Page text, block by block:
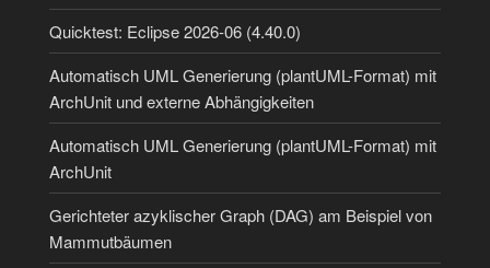
Quicktest: Eclipse 2026-06 (4.40.0)
Automatisch UML Generierung (plantUML-Format) mit
ArchUnit und externe Abhängigkeiten
Automatisch UML Generierung (plantUML-Format) mit
ArchUnit
Gerichteter azyklischer Graph (DAG) am Beispiel von
Mammutbäumen